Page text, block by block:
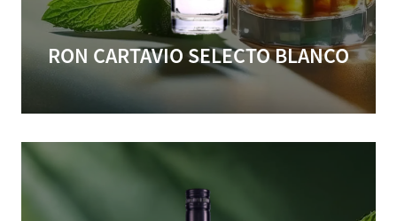
RON CARTAVIO SELECTO BLANCO